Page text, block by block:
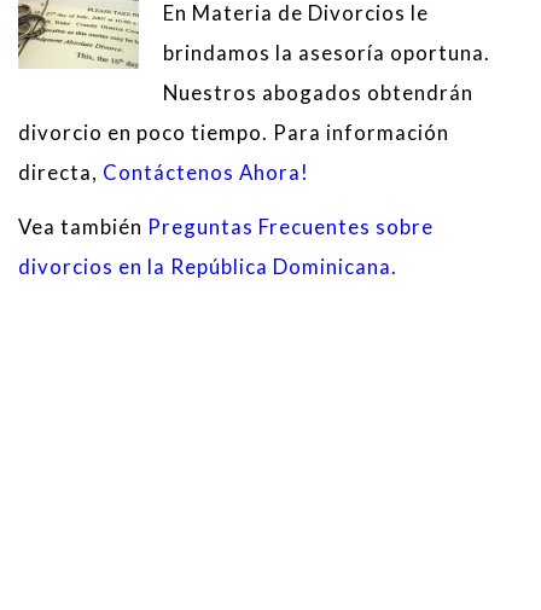
En Materia de Divorcios le
brindamos la asesoría oportuna.
Nuestros abogados obtendrán
divorcio en poco tiempo. Para información
directa, Contáctenos Ahora!
Vea también Preguntas Frecuentes sobre
divorcios en la República Dominicana.